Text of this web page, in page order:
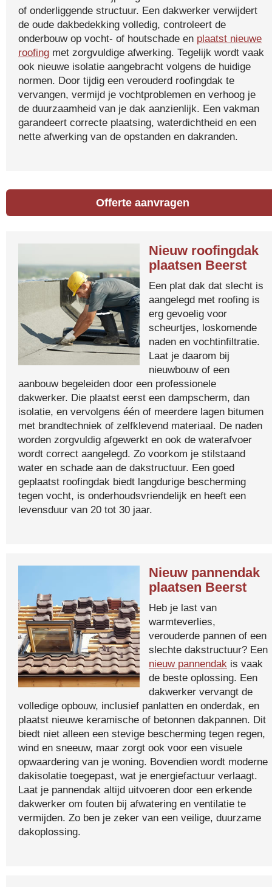
of onderliggende structuur. Een dakwerker verwijdert
de oude dakbedekking volledig, controleert de
onderbouw op vocht- of houtschade en plaatst nieuwe
roofing met zorgvuldige afwerking. Tegelijk wordt vaak
ook nieuwe isolatie aangebracht volgens de huidige
normen. Door tijdig een verouderd roofingdak te
vervangen, vermijd je vochtproblemen en verhoog je
de duurzaamheid van je dak aanzienlijk. Een vakman
garandeert correcte plaatsing, waterdichtheid en een
nette afwerking van de opstanden en dakranden.
Offerte aanvragen
Nieuw roofingdak
plaatsen Beerst
Een plat dak dat slecht is
aangelegd met roofing is
erg gevoelig voor
scheurtjes, loskomende
naden en vochtinfiltratie.
Laat je daarom bij
nieuwbouw of een
aanbouw begeleiden door een professionele
dakwerker. Die plaatst eerst een dampscherm, dan
isolatie, en vervolgens één of meerdere lagen bitumen
met brandtechniek of zelfklevend materiaal. De naden
worden zorgvuldig afgewerkt en ook de waterafvoer
wordt correct aangelegd. Zo voorkom je stilstaand
water en schade aan de dakstructuur. Een goed
geplaatst roofingdak biedt langdurige bescherming
tegen vocht, is onderhoudsvriendelijk en heeft een
levensduur van 20 tot 30 jaar.
Nieuw pannendak
plaatsen Beerst
Heb je last van
warmteverlies,
verouderde pannen of een
slechte dakstructuur? Een
nieuw pannendak is vaak
de beste oplossing. Een
dakwerker vervangt de
volledige opbouw, inclusief panlatten en onderdak, en
plaatst nieuwe keramische of betonnen dakpannen. Dit
biedt niet alleen een stevige bescherming tegen regen,
wind en sneeuw, maar zorgt ook voor een visuele
opwaardering van je woning. Bovendien wordt moderne
dakisolatie toegepast, wat je energiefactuur verlaagt.
Laat je pannendak altijd uitvoeren door een erkende
dakwerker om fouten bij afwatering en ventilatie te
vermijden. Zo ben je zeker van een veilige, duurzame
dakoplossing.